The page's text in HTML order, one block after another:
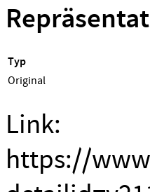
Typ
Original
Link:
https://